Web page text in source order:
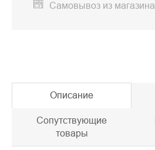
Самовывоз из магазина
Описание
Сопутствующие
товары